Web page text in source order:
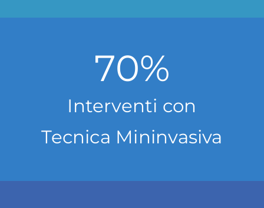
70%
Interventi con
Tecnica Mininvasiva